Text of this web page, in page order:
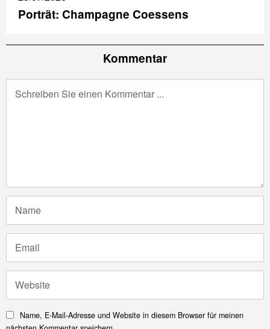
Porträt: Champagne Coessens
Kommentar
Name, E-Mail-Adresse und Website in diesem Browser für meinen